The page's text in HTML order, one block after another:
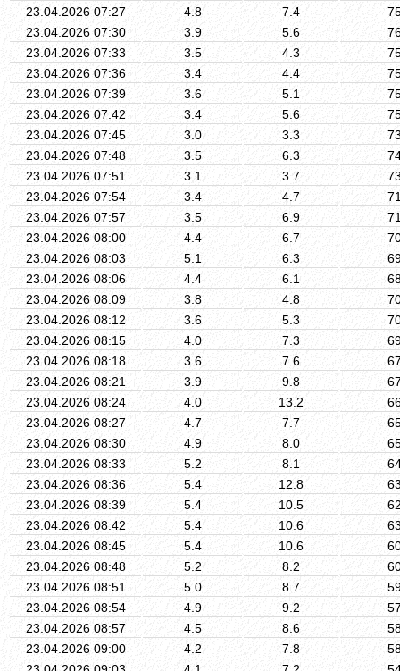
23.04.2026 07:27
4.8 7.4
23.04.2026 07:30
3.9 5.6
23.04.2026 07:33
3.5 4.3
23.04.2026 07:36
3.4 4.4
23.04.2026 07:39
3.6 5.1
23.04.2026 07:42
3.4 5.6
23.04.2026 07:45
3.0 3.3
23.04.2026 07:48
3.5 6.3
23.04.2026 07:51
3.1 3.7
23.04.2026 07:54
3.4 4.7
23.04.2026 07:57
3.5 6.9
23.04.2026 08:00
4.4 6.7
23.04.2026 08:03
5.1 6.3
23.04.2026 08:06
4.4 6.1
23.04.2026 08:09
3.8 4.8
23.04.2026 08:12
3.6 5.3
23.04.2026 08:15
4.0 7.3
23.04.2026 08:18
3.6 7.6
23.04.2026 08:21
3.9 9.8
23.04.2026 08:24
4.0 13.2
23.04.2026 08:27
4.7 7.7
23.04.2026 08:30
4.9 8.0
23.04.2026 08:33
5.2 8.1
23.04.2026 08:36
5.4 12.8
23.04.2026 08:39
5.4 10.5
23.04.2026 08:42
5.4 10.6
23.04.2026 08:45
5.4 10.6
23.04.2026 08:48
5.2 8.2
23.04.2026 08:51
5.0 8.7
23.04.2026 08:54
4.9 9.2
23.04.2026 08:57
4.5 8.6
23.04.2026 09:00
4.2 7.8